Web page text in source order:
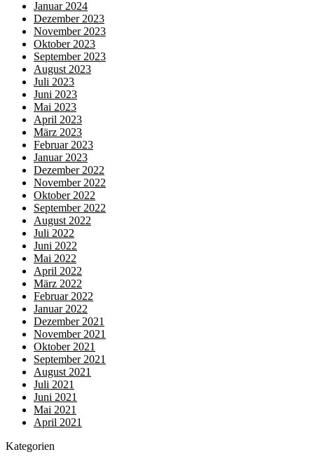
Januar 2024
Dezember 2023
November 2023
Oktober 2023
September 2023
August 2023
Juli 2023
Juni 2023
Mai 2023
April 2023
März 2023
Februar 2023
Januar 2023
Dezember 2022
November 2022
Oktober 2022
September 2022
August 2022
Juli 2022
Juni 2022
Mai 2022
April 2022
März 2022
Februar 2022
Januar 2022
Dezember 2021
November 2021
Oktober 2021
September 2021
August 2021
Juli 2021
Juni 2021
Mai 2021
April 2021
Kategorien